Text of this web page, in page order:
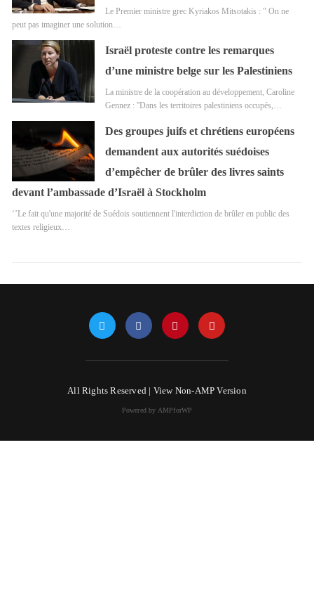
Le Premier ministre grec Kyriakos Mitsotakis : " On ne
peut pas imaginer une solution…
Israël proteste contre les remarques
d’une ministre belge sur les Palestiniens
La ministre de la coopération au développement, Caroline
Gennez : ''Dans les territoires palestiniens occupés,…
Des groupes juifs et chrétiens européens
demandent aux autorités suédoises
d’empêcher de brûler des livres saints
devant l’ambassade d’Israël à Stockholm
‘’Le fait qu'une majorité de Suédois soutiennent l'interdiction de brûler en public des
textes religieux…
All Rights Reserved | View Non-AMP Version
Powered by AMPforWP